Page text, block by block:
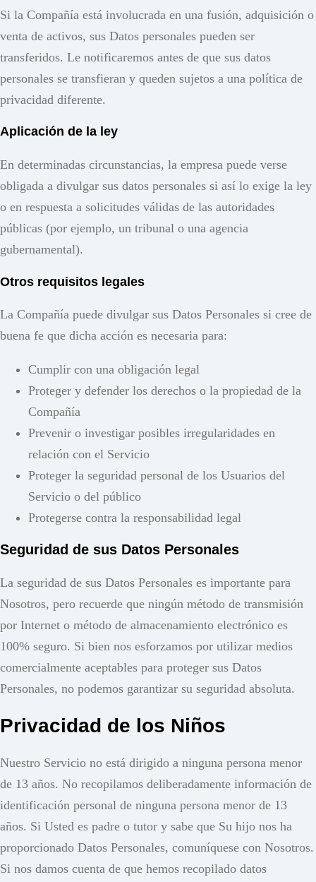
Si la Compañía está involucrada en una fusión, adquisición o
venta de activos, sus Datos personales pueden ser
transferidos. Le notificaremos antes de que sus datos
personales se transfieran y queden sujetos a una política de
privacidad diferente.
Aplicación de la ley
En determinadas circunstancias, la empresa puede verse
obligada a divulgar sus datos personales si así lo exige la ley
o en respuesta a solicitudes válidas de las autoridades
públicas (por ejemplo, un tribunal o una agencia
gubernamental).
Otros requisitos legales
La Compañía puede divulgar sus Datos Personales si cree de
buena fe que dicha acción es necesaria para:
Cumplir con una obligación legal
Proteger y defender los derechos o la propiedad de la
Compañía
Prevenir o investigar posibles irregularidades en
relación con el Servicio
Proteger la seguridad personal de los Usuarios del
Servicio o del público
Protegerse contra la responsabilidad legal
Seguridad de sus Datos Personales
La seguridad de sus Datos Personales es importante para
Nosotros, pero recuerde que ningún método de transmisión
por Internet o método de almacenamiento electrónico es
100% seguro. Si bien nos esforzamos por utilizar medios
comercialmente aceptables para proteger sus Datos
Personales, no podemos garantizar su seguridad absoluta.
Privacidad de los Niños
Nuestro Servicio no está dirigido a ninguna persona menor
de 13 años. No recopilamos deliberadamente información de
identificación personal de ninguna persona menor de 13
años. Si Usted es padre o tutor y sabe que Su hijo nos ha
proporcionado Datos Personales, comuníquese con Nosotros.
Si nos damos cuenta de que hemos recopilado datos